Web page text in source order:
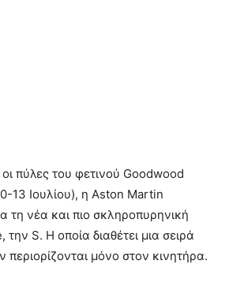
πύλες του φετινού Goodwood
13 Ιουλίου), η Aston Martin
τη νέα και πιο σκληροπυρηνική
S. Η οποία διαθέτει μια σειρά
περιορίζονται μόνο στον κινητήρα.